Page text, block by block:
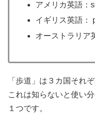
アメリカ英語：
イギリス英語：
オーストラリア
「歩道」は３カ国それ
これは知らないと使い
１つです。